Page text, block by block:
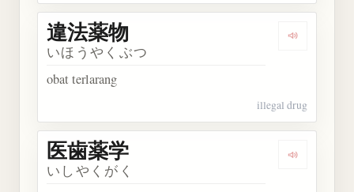
Dengarkan
違法薬物
いほうやくぶつ
obat terlarang
illegal drug
Dengarkan
医歯薬学
いしやくがく